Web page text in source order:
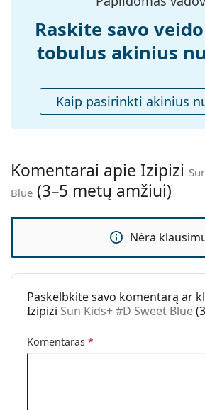
poveikiui paplūdimyje ar mieste.
Atraskite visą mūsųsaulės akinių
rastumėte daugiau populiarių
105 g
nosies
pagalvėlės:
Ne
Ne
Priedai
Valymo šluostė:
Ne
Kita
Lytis:
Vaikams
3–5 metų
Prekės ženklas:
Izipizi
Naudojimas:
Madingi
Kodas:
Raskite savo
tobulus akinius
Kaip pasirinkti akinius
Komentarai apie Izipizi
Blue (3–5 metų amžiui)
Nėra
Paskelbkite savo komentarą ar
Izipizi Sun Kids+ #D Sweet Blue
Komentaras *